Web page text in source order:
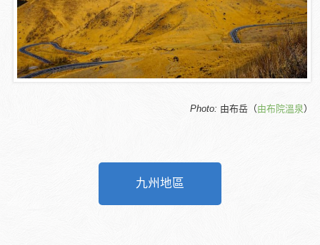
Photo: 由布岳（由布院溫泉）
九州地區